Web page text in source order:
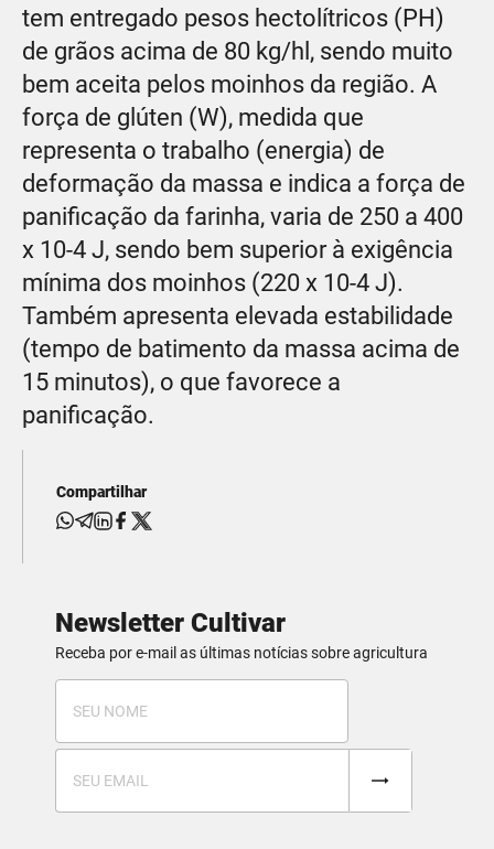
tem entregado pesos hectolítricos (PH)
de grãos acima de 80 kg/hl, sendo muito
bem aceita pelos moinhos da região. A
força de glúten (W), medida que
representa o trabalho (energia) de
deformação da massa e indica a força de
panificação da farinha, varia de 250 a 400
x 10-4 J, sendo bem superior à exigência
mínima dos moinhos (220 x 10-4 J).
Também apresenta elevada estabilidade
(tempo de batimento da massa acima de
15 minutos), o que favorece a
panificação.
Compartilhar
Newsletter Cultivar
Receba por e-mail as últimas notícias sobre agricultura